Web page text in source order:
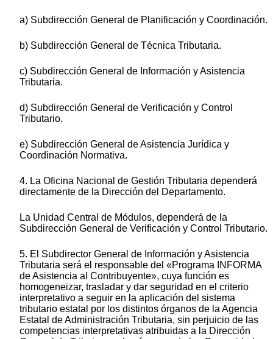
a) Subdirección General de Planificación y Coordinación.
b) Subdirección General de Técnica Tributaria.
c) Subdirección General de Información y Asistencia
Tributaria.
d) Subdirección General de Verificación y Control
Tributario.
e) Subdirección General de Asistencia Jurídica y
Coordinación Normativa.
4. La Oficina Nacional de Gestión Tributaria dependerá
directamente de la Dirección del Departamento.
La Unidad Central de Módulos, dependerá de la
Subdirección General de Verificación y Control Tributario.
5. El Subdirector General de Información y Asistencia
Tributaria será el responsable del «Programa INFORMA
de Asistencia al Contribuyente», cuya función es
homogeneizar, trasladar y dar seguridad en el criterio
interpretativo a seguir en la aplicación del sistema
tributario estatal por los distintos órganos de la Agencia
Estatal de Administración Tributaria, sin perjuicio de las
competencias interpretativas atribuidas a la Dirección